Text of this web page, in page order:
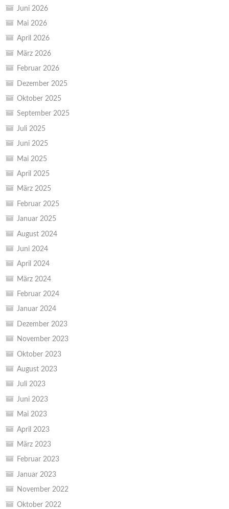
Juni 2026
Mai 2026
April 2026
März 2026
Februar 2026
Dezember 2025
Oktober 2025
September 2025
Juli 2025
Juni 2025
Mai 2025
April 2025
März 2025
Februar 2025
Januar 2025
August 2024
Juni 2024
April 2024
März 2024
Februar 2024
Januar 2024
Dezember 2023
November 2023
Oktober 2023
August 2023
Juli 2023
Juni 2023
Mai 2023
April 2023
März 2023
Februar 2023
Januar 2023
November 2022
Oktober 2022